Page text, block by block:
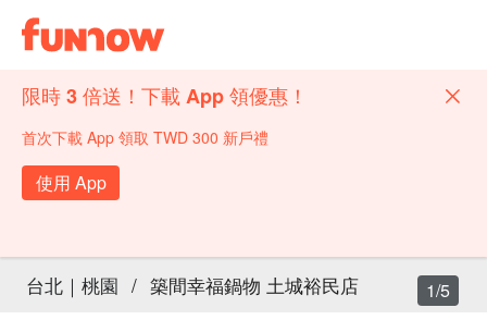
限時 3 倍送！下載 App 領優惠！
首次下載 App 領取 TWD 300 新戶禮
使用 App
台北｜桃園 / 築間幸福鍋物 土城裕民店 1/5